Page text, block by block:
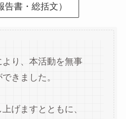
書・総括文）
り、本活動を無事
きました。
げますとともに、